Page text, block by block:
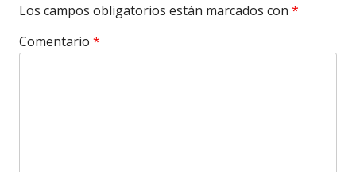
Los campos obligatorios están marcados con *
Comentario *